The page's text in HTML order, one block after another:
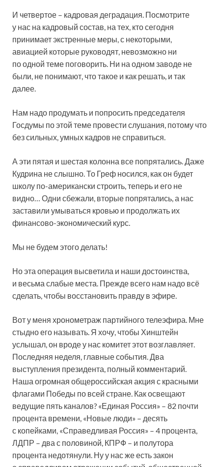
И четвертое – кадровая деградация. Посмотрите
у нас на кадровый состав, на тех, кто сегодня
принимает экстренные меры, с некоторыми,
авиацией которые руководят, невозможно ни
по одной теме поговорить. Ни на одном заводе не
были, не понимают, что такое и как решать, и так
далее.
Нам надо продумать и попросить председателя
Госдумы по этой теме провести слушания, потому что
без сильных, умных кадров не справиться.
А эти пятая и шестая колонна все попрятались. Даже
Кудрина не слышно. То Греф носился, как он будет
школу по-американски строить, теперь и его не
видно… Одни сбежали, вторые попрятались, а нас
заставили умываться кровью и продолжать их
финансово-экономический курс.
Мы не будем этого делать!
Но эта операция высветила и наши достоинства,
и весьма слабые места. Прежде всего нам надо всё
сделать, чтобы восстановить правду в эфире.
Вот у меня хронометраж партийного телеэфира. Мне
стыдно его называть. Я хочу, чтобы Хинштейн
услышал, он вроде у нас комитет этот возглавляет.
Последняя неделя, главные события. Два
выступления президента, полный комментарий.
Наша огромная общероссийская акция с красными
флагами Победы по всей стране. Как освещают
ведущие пять каналов? «Единая Россия» – 82 почти
процента времени, «Новые люди» – десять
с копейками, «Справедливая Россия» – 4 процента,
ЛДПР – два с половиной, КПРФ – и полутора
процента недотянули. Ну у нас же есть закон